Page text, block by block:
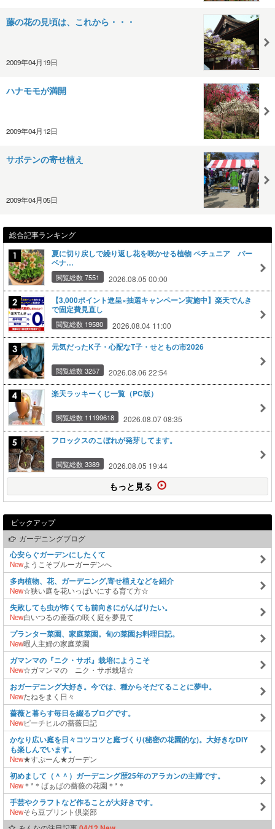
藤の花の見頃は、これから・・・
2009年04月19日
ハナモモが満開
2009年04月12日
サボテンの寄せ植え
2009年04月05日
総合記事ランキング
夏に切り戻しで繰り返し花を咲かせる植物 ペチュニア バー
ベナ…
閲覧総数 7551 2026.08.05 00:00
【3,000ポイント進呈×抽選キャンペーン実施中】楽天でんき
で固定費見直し
閲覧総数 19580 2026.08.04 11:00
元気だったK子・心配なT子・せともの市2026
閲覧総数 3257 2026.08.06 22:54
楽天ラッキーくじ一覧（PC版）
閲覧総数 11199618 2026.08.07 08:35
フロックスのこぼれが発芽してます。
閲覧総数 3389 2026.08.05 19:44
もっと見る
ピックアップ
ガーデニングブログ
心安らぐガーデンにしたくて
Newようこそブルーガーデンへ
多肉植物、花、ガーデニング,寄せ植えなどを紹介
New☆狭い庭を花いっぱいにする育て方☆
失敗しても虫が怖くても前向きにがんばりたい。
New白いつるの薔薇の咲く庭を夢見て
プランター菜園、家庭菜園。旬の菜園お料理日記。
New暇人主婦の家庭菜園
ガマンマの『ニク・サボ』栽培にようこそ
New☆ガマンマの ニク・サボ栽培☆
おガーデニング大好き。今では、種からそだてることに夢中。
Newたねをまく日々
薔薇と暮らす毎日を綴るブログです。
Newピーチヒルの薔薇日記
かなり広い庭を日々コツコツと庭づくり(秘密の花園的な)。大好きなDIY
も楽しんでいます。
New★すぷーん★ガーデン
初めまして（＾＾）ガーデニング歴25年のアラカンの主婦です。
New＊*＊ばぁばの薔薇の花園＊*＊
手芸やクラフトなど作ることが大好きです。
Newそら豆プリント倶楽部